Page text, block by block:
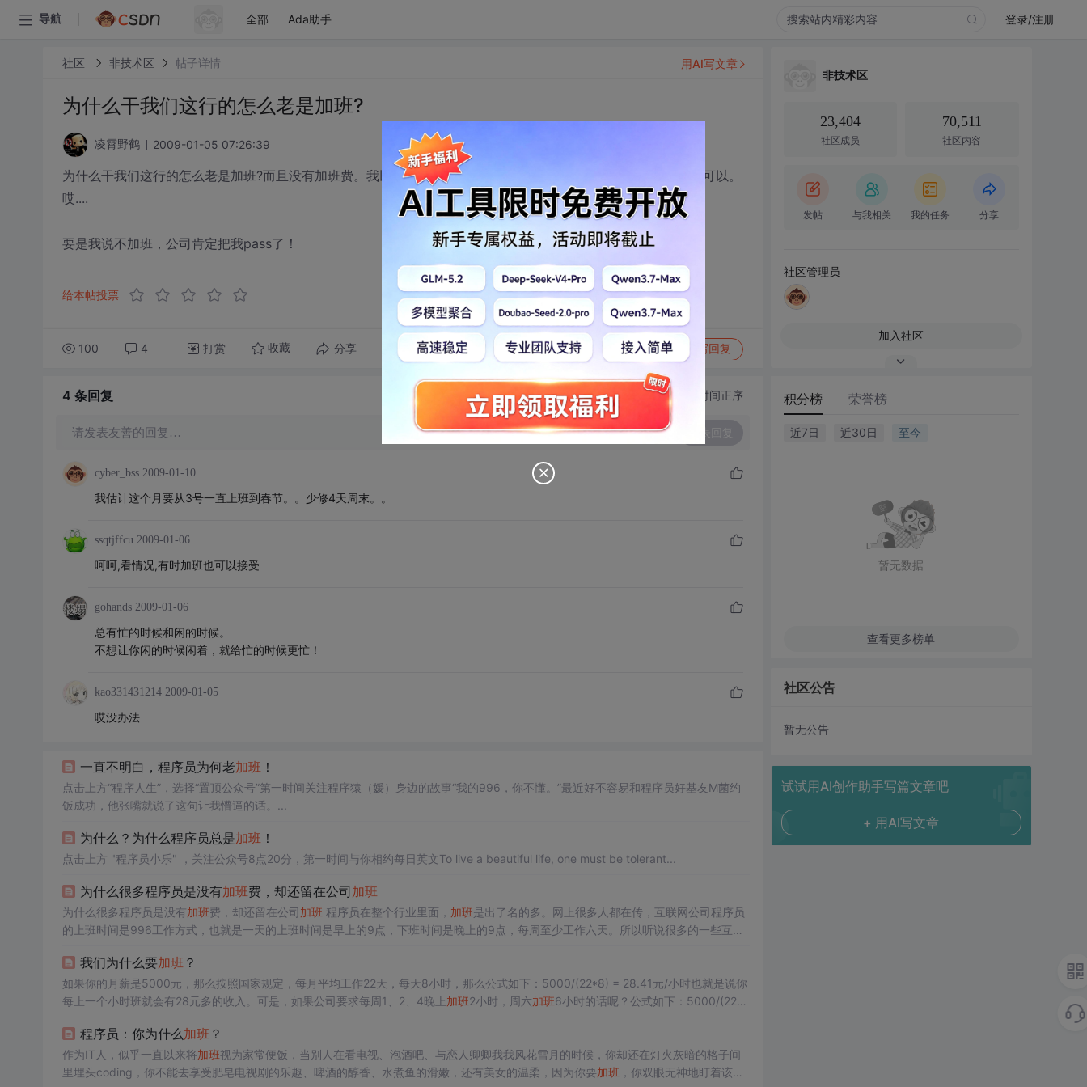
导航 全部 Ada助手 登录/注册
社区 非技术区 帖子详情
为什么干我们这行的怎么老是加班?
凌霄野鹤 2009-01-05 07:26:39
为什么干我们这行的怎么老是加班?而且没有加班费。我以前面试的时候，面试的人就问我：能不能加班？我说：可以。
哎....
要是我说不加班，公司肯定把我pass了！
给本帖投票
100 4 打赏 收藏 分享 转发到动态 举报 写回复
用AI写文章
4 条回复 切换为时间正序
请发表友善的回复…
cyber_bss 2009-01-10
我估计这个月要从3号一直上班到春节。。少修4天周末。。
ssqtjffcu 2009-01-06
呵呵,看情况,有时加班也可以接受
gohands 2009-01-06
总有忙的时候和闲的时候。
不想让你闲的时候闲着，就给忙的时候更忙！
kao331431214 2009-01-05
哎没办法
一直不明白，程序员为何老加班！
点击上方“程序人生”，选择“置顶公众号”第一时间关注程序猿（媛）身边的故事“我的996，你不懂。”最近好不容易和程序员好基友M菌约
饭成功，他张嘴就说了这句让我懵逼的话。...
为什么？为什么程序员总是加班！
点击上方 "程序员小乐" ，关注公众号8点20分，第一时间与你相约每日英文To live a beautiful life, one must be tolerant...
为什么很多程序员是没有加班费，却还留在公司 加班
为什么很多程序员是没有加班费，却还留在公司加班 程序员在整个行业里面， 加班是出了名的多。网上很多人都在传，互联网公司程序员
的上班时间是996工作方式，也就是一天的上班时间是早上的9点，下班时间是晚上的9点，每周至少工作六天。所以听说很多的一些互联
班，都没有额外的加班费，即使在没...
我们为什么要加班？
如果你的月薪是5000元，那么按照国家规定，每月平均工作22天，每天8小时，那么公式如下：5000/(22*8) = 28.41元/小时也就是说你
每上一个小时班就会有28元多的收入。可是，如果公司要求每周1、2、4晚上加班2小时，周六加班6小时的话呢？公式如下：5000/(22*8
程序员：你为什么加班？
作为IT人，似乎一直以来将加班视为家常便饭，当别人在看电视、泡酒吧、与恋人卿卿我我风花雪月的时候，你却还在灯火灰暗的格子间
里埋头coding，你不能去享受肥皂电视剧的乐趣、啤酒的醇香、水煮鱼的滑嫩，还有美女的温柔，因为你要加班 ，你双眼无神地盯着该死
非技术区
23,404
社区成员
70,511
社区内容
发帖 与我相关 我的任务 分享
社区管理员
加入社区
积分榜 荣誉榜
近7日 近30日 至今
暂无数据
查看更多榜单
社区公告
暂无公告
试试用AI创作助手写篇文章吧
+ 用AI写文章